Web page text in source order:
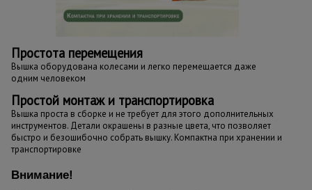
Простота перемещения
Вышка оборудована колесами и легко перемещается даже
одним человеком
Простой монтаж и транспортировка
Вышка проста в сборке и не требует для этого дополнительных
инструментов. Детали окрашены в разные цвета, что позволяет
быстро и безошибочно собрать вышку. Компактна при хранении и
транспортировке
Внимание!